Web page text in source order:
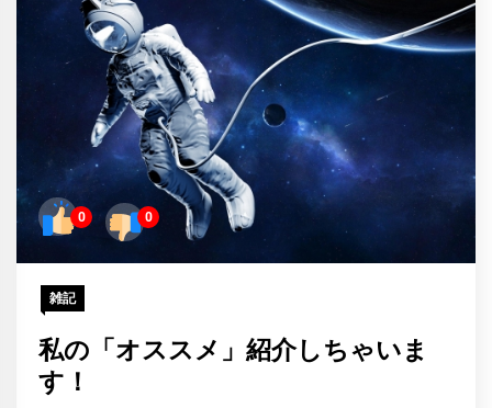
0 0
雑記
私の「オススメ」紹介しちゃいま
す！